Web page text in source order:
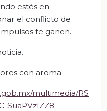
estés en
el conflicto de
te ganen.
con aroma
multimedia/RS
SuaPVzIZZ8-